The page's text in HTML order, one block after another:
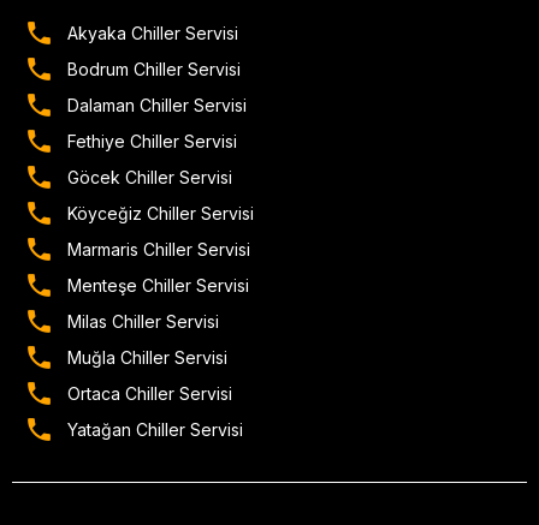
Akyaka Chiller Servisi
Bodrum Chiller Servisi
Dalaman Chiller Servisi
Fethiye Chiller Servisi
Göcek Chiller Servisi
Köyceğiz Chiller Servisi
Marmaris Chiller Servisi
Menteşe Chiller Servisi
Milas Chiller Servisi
Muğla Chiller Servisi
Ortaca Chiller Servisi
Yatağan Chiller Servisi